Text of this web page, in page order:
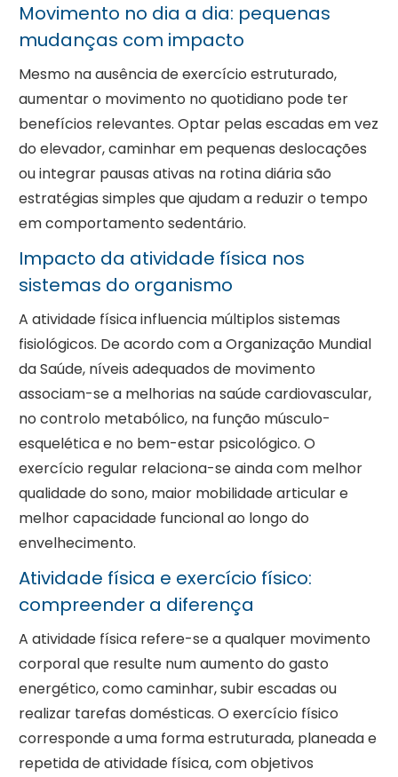
Movimento no dia a dia: pequenas
mudanças com impacto
Mesmo na ausência de exercício estruturado,
aumentar o movimento no quotidiano pode ter
benefícios relevantes. Optar pelas escadas em vez
do elevador, caminhar em pequenas deslocações
ou integrar pausas ativas na rotina diária são
estratégias simples que ajudam a reduzir o tempo
em comportamento sedentário.
Impacto da atividade física nos
sistemas do organismo
A atividade física influencia múltiplos sistemas
fisiológicos. De acordo com a Organização Mundial
da Saúde, níveis adequados de movimento
associam-se a melhorias na saúde cardiovascular,
no controlo metabólico, na função músculo-
esquelética e no bem-estar psicológico. O
exercício regular relaciona-se ainda com melhor
qualidade do sono, maior mobilidade articular e
melhor capacidade funcional ao longo do
envelhecimento.
Atividade física e exercício físico:
compreender a diferença
A atividade física refere-se a qualquer movimento
corporal que resulte num aumento do gasto
energético, como caminhar, subir escadas ou
realizar tarefas domésticas. O exercício físico
corresponde a uma forma estruturada, planeada e
repetida de atividade física, com objetivos